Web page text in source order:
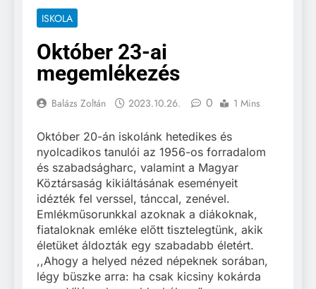
ISKOLA
Október 23-ai
megemlékezés
Balázs Zoltán 2023.10.26. 0 1 Mins
Október 20-án iskolánk hetedikes és
nyolcadikos tanulói az 1956-os forradalom
és szabadságharc, valamint a Magyar
Köztársaság kikiáltásának eseményeit
idézték fel verssel, tánccal, zenével.
Emlékműsorunkkal azoknak a diákoknak,
fiataloknak emléke előtt tisztelegtünk, akik
életüket áldozták egy szabadabb életért.
,,Ahogy a helyed nézed népeknek sorában,
légy büszke arra: ha csak kicsiny kokárda